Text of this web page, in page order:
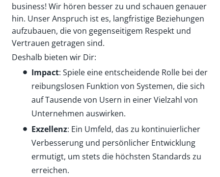
business! Wir hören besser zu und schauen genauer
hin. Unser Anspruch ist es, langfristige Beziehungen
aufzubauen, die von gegenseitigem Respekt und
Vertrauen getragen sind.
Deshalb bieten wir Dir:
Impact: Spiele eine entscheidende Rolle bei der
reibungslosen Funktion von Systemen, die sich
auf Tausende von Usern in einer Vielzahl von
Unternehmen auswirken.
Exzellenz: Ein Umfeld, das zu kontinuierlicher
Verbesserung und persönlicher Entwicklung
ermutigt, um stets die höchsten Standards zu
erreichen.